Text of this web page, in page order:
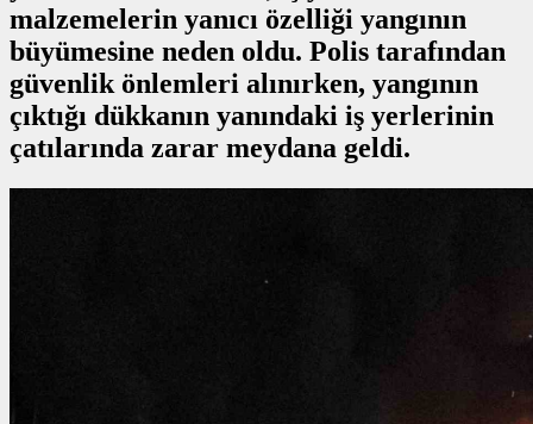
malzemelerin yanıcı özelliği yangının
büyümesine neden oldu. Polis tarafından
güvenlik önlemleri alınırken, yangının
çıktığı dükkanın yanındaki iş yerlerinin
çatılarında zarar meydana geldi.